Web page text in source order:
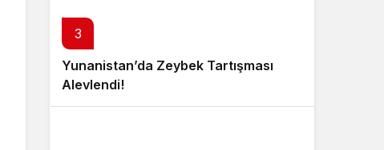
3
Yunanistan’da Zeybek Tartışması
Alevlendi!